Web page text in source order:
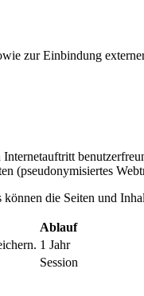
zur Einbindung
(pseudonymisiertes
die Seiten und
Ablauf
1 Jahr
Session